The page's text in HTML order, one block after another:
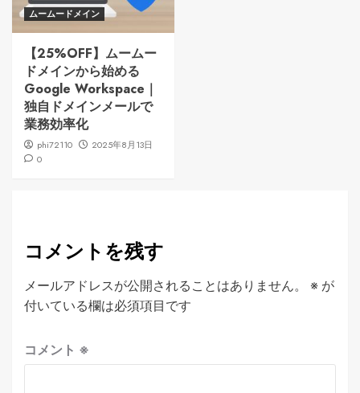
ムームードメイン
【25%OFF】ムームー
ドメインから始める
Google Workspace｜
独自ドメインメールで
業務効率化
phi72110
2025年8月13日
0
コメントを残す
メールアドレスが公開されることはありません。 ※ が
付いている欄は必須項目です
コメント ※